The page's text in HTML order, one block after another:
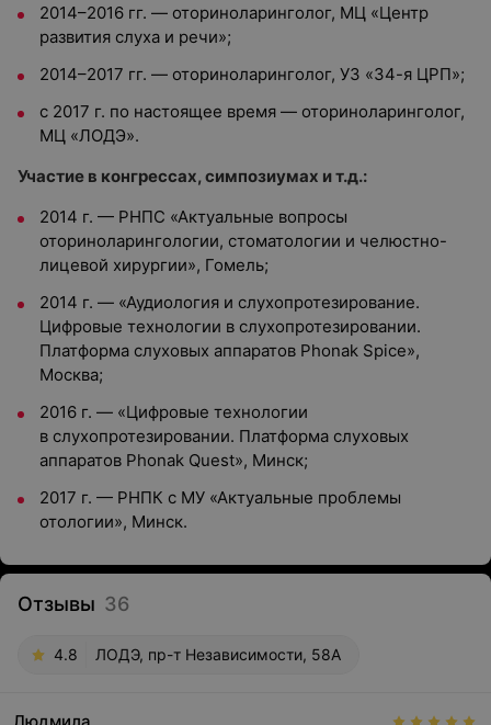
2014–2016 гг. — оториноларинголог, МЦ «Центр
развития слуха и речи»;
2014–2017 гг. — оториноларинголог, УЗ «34-я ЦРП»;
с 2017 г. по настоящее время — оториноларинголог,
МЦ «ЛОДЭ».
Участие в конгрессах, симпозиумах и т.д.:
2014 г. — РНПС «Актуальные вопросы
оториноларингологии, стоматологии и челюстно-
лицевой хирургии», Гомель;
2014 г. — «Аудиология и слухопротезирование.
Цифровые технологии в слухопротезировании.
Платформа слуховых аппаратов Phonak Spice»,
Москва;
2016 г. — «Цифровые технологии
в слухопротезировании. Платформа слуховых
аппаратов Phonak Quest», Минск;
2017 г. — РНПК с МУ «Актуальные проблемы
отологии», Минск.
Отзывы 36
4.8 ЛОДЭ, пр-т Независимости, 58А